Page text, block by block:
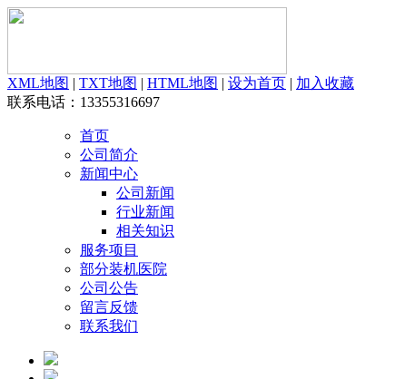
XML地图 | TXT地图 | HTML地图 | 设为首页 | 加入收藏
联系电话：13355316697
首页
公司简介
新闻中心
公司新闻
行业新闻
相关知识
服务项目
部分装机医院
公司公告
留言反馈
联系我们